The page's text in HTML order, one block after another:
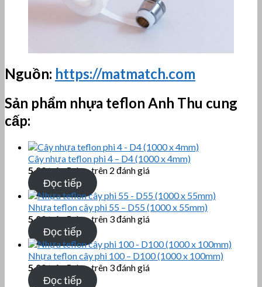
Nguồn: https://matmatch.com
Sản phẩm nhựa teflon Anh Thu cung
cấp:
Cây nhựa teflon phi 4 – D4 (1000 x 4mm)
5.00trên 5 dựa trên 2 đánh giá
Đọc tiếp
Nhựa teflon cây phi 55 – D55 (1000 x 55mm)
5.00trên 5 dựa trên 3đánh giá
Đọc tiếp
Nhựa teflon cây phi 100 – D100 (1000 x 100mm)
5.00trên 5 dựa trên 3đánh giá
Đọc tiếp